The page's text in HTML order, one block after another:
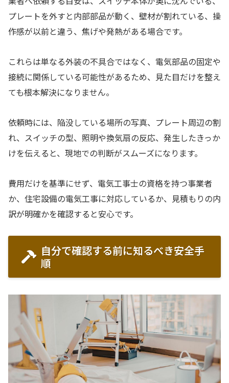
プレートを外すと内部部品が動く、壁材が割れている、操
作感が以前と違う、焦げや発熱がある場合です。
これらは単なる外装の不具合ではなく、電気部品の固定や
接続に関係している可能性があるため、見た目だけを整え
ても根本解決になりません。
依頼時には、陥没している場所の写真、プレート周辺の割
れ、スイッチの型、照明や換気扇の反応、発生したきっか
けを伝えると、現地での判断がスムーズになります。
費用だけを基準にせず、電気工事士の資格を持つ事業者
か、住宅設備の電気工事に対応しているか、見積もりの内
訳が明確かを確認すると安心です。
自分で確認する前に知るべき安全手
順